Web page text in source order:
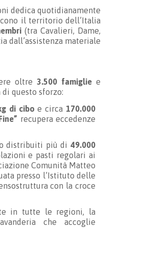
dedica quotidianamente
il territorio dell’Italia
(tra Cavalieri, Dame,
dall’assistenza materiale
oltre3.500 famiglie e
questo sforzo:
di cibo e circa 170.000
recupera eccedenze
distribuiti più di49.000
e pasti regolari ai
Comunità Matteo
presso l’Istituto delle
con la croce
in tutte le regioni, la
che accoglie